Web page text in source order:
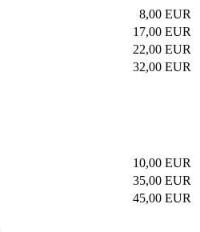
8,00 EUR
17,00 EUR
22,00 EUR
32,00 EUR
10,00 EUR
35,00 EUR
45,00 EUR